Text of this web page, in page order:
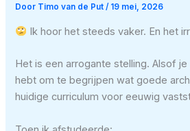
Door Timo van de Put/ 19 mei, 2026
Ik hoor het steeds vaker. En het
Het is een arrogante stelling. Alsof
hebt om te begrijpen wat goede
huidige curriculum voor eeuwig